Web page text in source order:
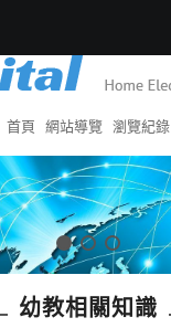
首頁 網站導覽 瀏覽紀錄
幼教相關知識